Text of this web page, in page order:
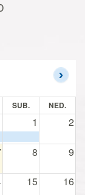
SUB. NED.
1 2
8 9
15 16